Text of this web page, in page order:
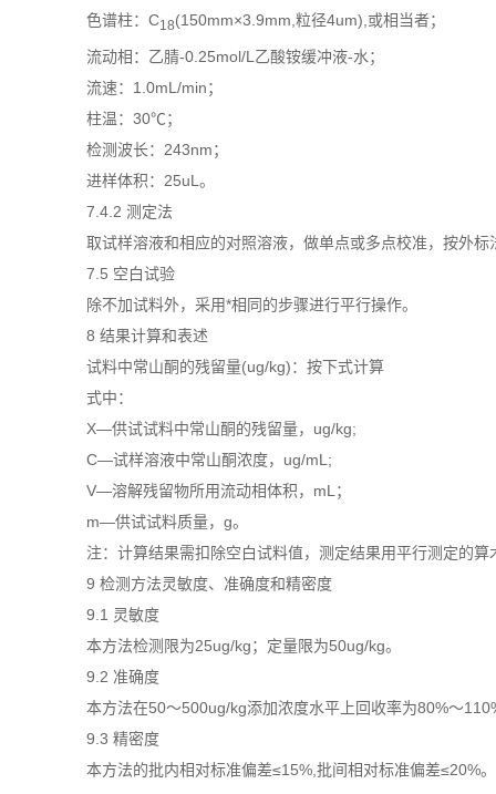
色谱柱：C18(150mm×3.9mm,粒径4um),或相当者；
流动相：乙腈-0.25mol/L乙酸铵缓冲液-水；
流速：1.0mL/min；
柱温：30℃；
检测波长：243nm；
进样体积：25uL。
7.4.2 测定法
取试样溶液和相应的对照溶液，做单点或多点校准，按外
7.5 空白试验
除不加试料外，采用*相同的步骤进行平行操作。
8 结果计算和表述
试料中常山酮的残留量(ug/kg)：按下式计算
式中：
X—供试试料中常山酮的残留量，ug/kg;
C—试样溶液中常山酮浓度，ug/mL;
V—溶解残留物所用流动相体积，mL；
m—供试试料质量，g。
注：计算结果需扣除空白试料值，测定结果用平行测定的
9 检测方法灵敏度、准确度和精密度
9.1 灵敏度
本方法检测限为25ug/kg；定量限为50ug/kg。
9.2 准确度
本方法在50～500ug/kg添加浓度水平上回收率为80%～
9.3 精密度
本方法的批内相对标准偏差≤15%,批间相对标准偏差≤20%。